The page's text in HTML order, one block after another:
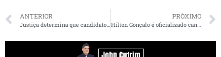
ANTERIOR PRÓXIMO